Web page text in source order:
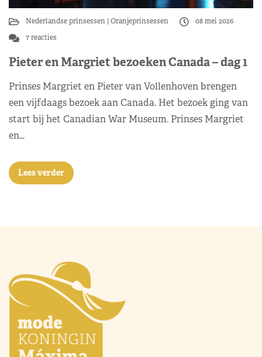
Nederlandse prinsessen Oranjeprinsessen
08 mei 2026
7 reacties
Pieter en Margriet bezoeken Canada – dag 1
Prinses Margriet en Pieter van Vollenhoven brengen
een vijfdaags bezoek aan Canada. Het bezoek ging van
start bij het Canadian War Museum. Prinses Margriet
en…
Lees verder